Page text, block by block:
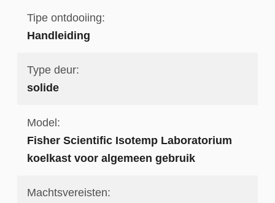
Tipe ontdooiing:
Handleiding
Type deur:
solide
Model:
Fisher Scientific Isotemp Laboratorium
koelkast voor algemeen gebruik
Machtsvereisten: